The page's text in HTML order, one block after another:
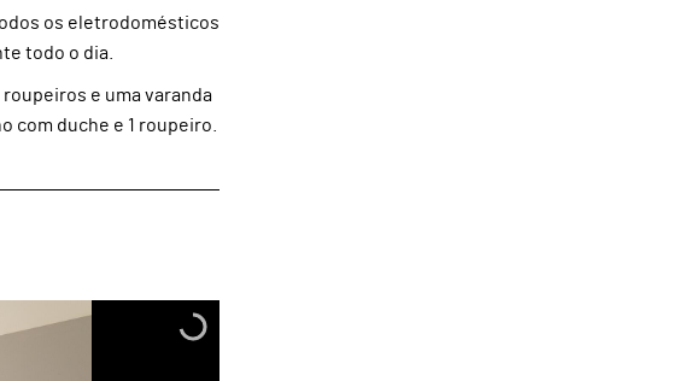
os eletrodomésticos
todo o dia.
e uma varanda
com duche e 1 roupeiro.